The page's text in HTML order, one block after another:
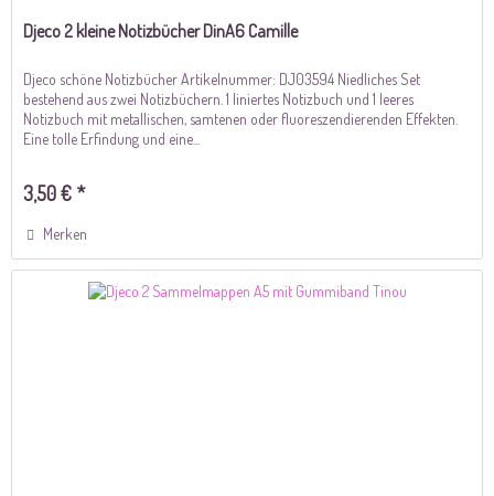
Djeco 2 kleine Notizbücher DinA6 Camille
Djeco schöne Notizbücher Artikelnummer: DJ03594 Niedliches Set
bestehend aus zwei Notizbüchern. 1 liniertes Notizbuch und 1 leeres
Notizbuch mit metallischen, samtenen oder fluoreszendierenden Effekten.
Eine tolle Erfindung und eine...
3,50 € *
Merken